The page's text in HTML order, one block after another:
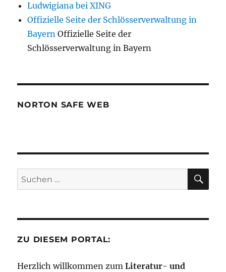
Ludwigiana bei XING
Offizielle Seite der Schlösserverwaltung in
Bayern Offizielle Seite der
Schlösserverwaltung in Bayern
NORTON SAFE WEB
Suchen
nach:
ZU DIESEM PORTAL:
Herzlich willkommen zumLiteratur- und